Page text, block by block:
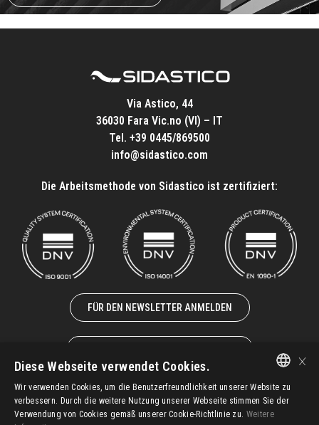
Via Astico, 44
36030 Fara Vic.no (VI) – IT
Tel. +39 0445/869500
info@sidastico.com
Die Arbeitsmethode von Sidastico ist zertifiziert:
FÜR DEN NEWSLETTER ANMELDEN
ITALIAN
×
Diese Webseite verwendet Cookies.
Wir verwenden Cookies, um die Benutzerfreundlichkeit unserer Website zu
verbessern. Durch die weitere Nutzung unserer Webseite stimmen Sie der
Verwendung von Cookies gemäß unserer Cookie-Richtlinie zu. Weitere